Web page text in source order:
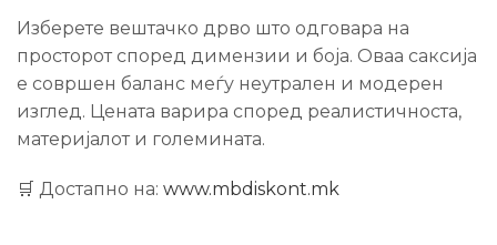
Изберете вештачко дрво што одговара на
просторот според димензии и боја. Оваа саксија
е совршен баланс меѓу неутрален и модерен
изглед. Цената варира според реалистичноста,
материјалот и големината.
🛒 Достапно на: www.mbdiskont.mk